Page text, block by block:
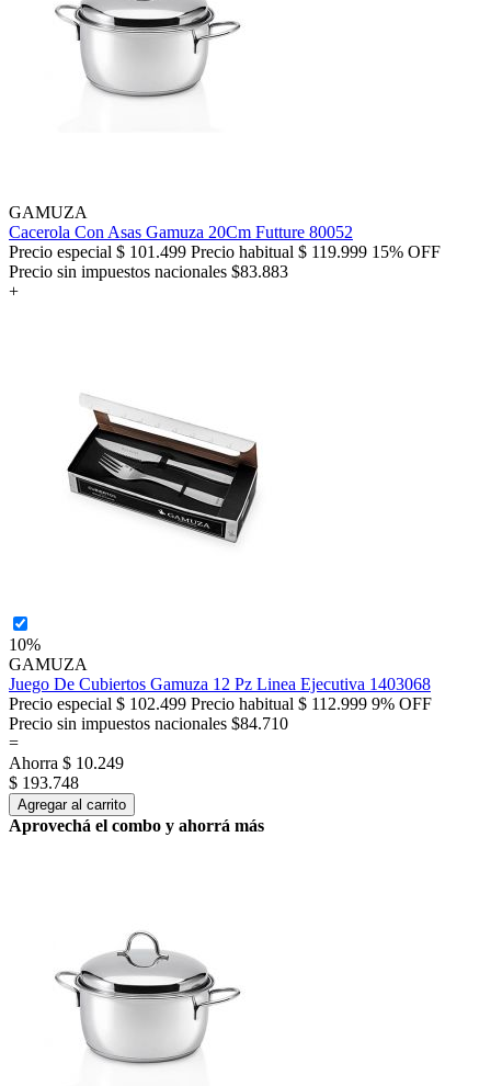
GAMUZA
Cacerola Con Asas Gamuza 20Cm Futture 80052
Precio especial $ 101.499 Precio habitual $ 119.999 15% OFF
Precio sin impuestos nacionales $83.883
+
10%
GAMUZA
Juego De Cubiertos Gamuza 12 Pz Linea Ejecutiva 1403068
Precio especial $ 102.499 Precio habitual $ 112.999 9% OFF
Precio sin impuestos nacionales $84.710
=
Ahorra $ 10.249
$ 193.748
Agregar al carrito
Aprovechá el combo y ahorrá más